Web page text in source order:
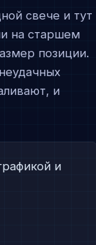
свече и тут
на старшем
позиции.
и
и